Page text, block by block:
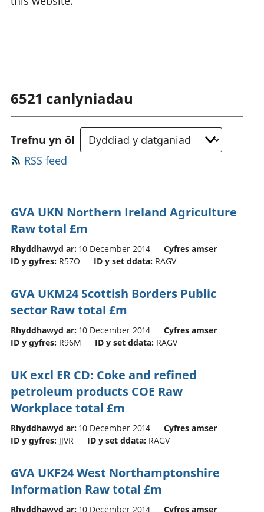
6521 canlyniadau
Trefnu yn ôl
RSS feed
GVA UKN Northern Ireland Agriculture
Raw total £m
Rhyddhawyd ar: 10 December 2014
Cyfres amser
ID y gyfres: R57O ID y set ddata: RAGV
GVA UKM24 Scottish Borders Public
sector Raw total £m
Rhyddhawyd ar: 10 December 2014
Cyfres amser
ID y gyfres: R96M ID y set ddata: RAGV
UK excl ER CD: Coke and refined
petroleum products COE Raw
Workplace total £m
Rhyddhawyd ar: 10 December 2014
Cyfres amser
ID y gyfres: JJVR ID y set ddata: RAGV
GVA UKF24 West Northamptonshire
Information Raw total £m
Rhyddhawyd ar: 10 December 2014
Cyfres amser